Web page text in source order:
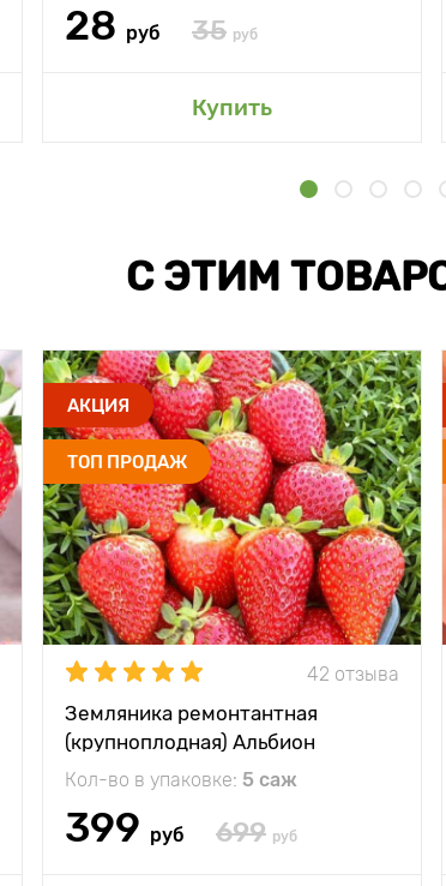
28 руб 35 руб
Купить
С ЭТИМ
АКЦИЯ
ТОП ПРОДАЖ
42 отзыва
Земляника ремонтантная
(крупноплодная) Альбион
Кол-во в упаковке: 5 саж
399 руб 699 руб